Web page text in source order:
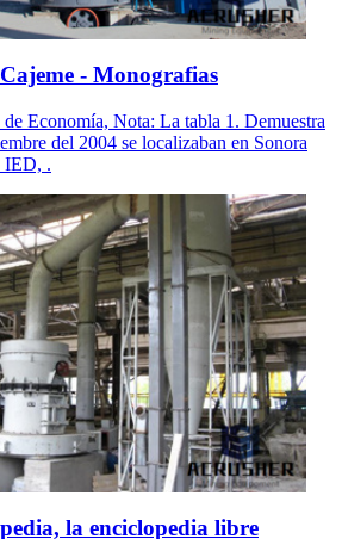
- Monografias
de Economía, Nota: La tabla 1. Demuestra
del 2004 se localizaban en Sonora
IED, .
la enciclopedia libre